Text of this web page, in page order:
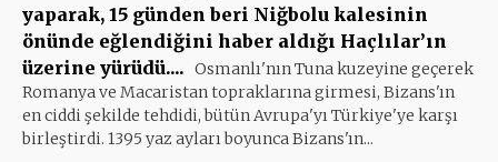
yaparak, 15 günden beri Niğbolu kalesinin
önünde eğlendiğini haber aldığı Haçlılar’ın
üzerine yürüdü.... Osmanlı'nın Tuna kuzeyine geçerek
Romanya ve Macaristan topraklarına girmesi, Bizans'ın
en ciddi şekilde tehdidi, bütün Avrupa'yı Türkiye'ye karşı
birleştirdi. 1395 yaz ayları boyunca Bizans'ın...